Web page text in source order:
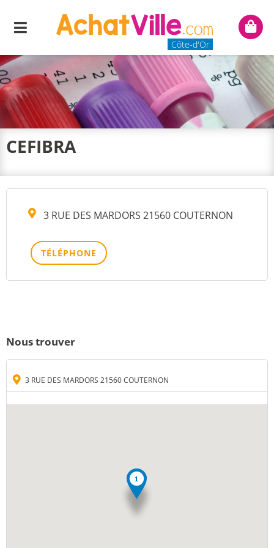
Menu
Côte-d'Or
Mon
CEFIBRA
3 RUE DES MARDORS 21560 COUTERNON
TÉLÉPHONE
Nous trouver
3 RUE DES MARDORS 21560 COUTERNON